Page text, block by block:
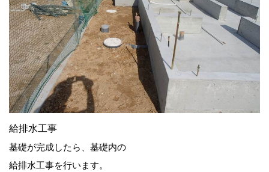
給排水工事
基礎が完成したら、基礎内の
給排水工事を行います。